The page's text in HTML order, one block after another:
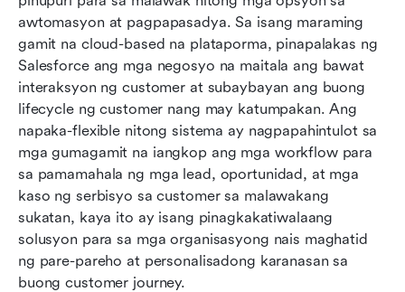
awtomasyon at pagpapasadya. Sa isang maraming
gamit na cloud-based na plataporma, pinapalakas ng
Salesforce ang mga negosyo na maitala ang bawat
interaksyon ng customer at subaybayan ang buong
lifecycle ng customer nang may katumpakan. Ang
napaka-flexible nitong sistema ay nagpapahintulot sa
mga gumagamit na iangkop ang mga workflow para
sa pamamahala ng mga lead, oportunidad, at mga
kaso ng serbisyo sa customer sa malawakang
sukatan, kaya ito ay isang pinagkakatiwalaang
solusyon para sa mga organisasyong nais maghatid
ng pare-pareho at personalisadong karanasan sa
buong customer journey.